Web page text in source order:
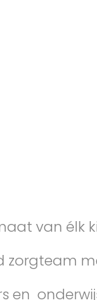
van élk
en